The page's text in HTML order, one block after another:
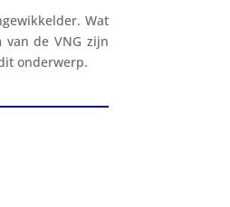
Wat
van de VNG zijn
onderwerp.